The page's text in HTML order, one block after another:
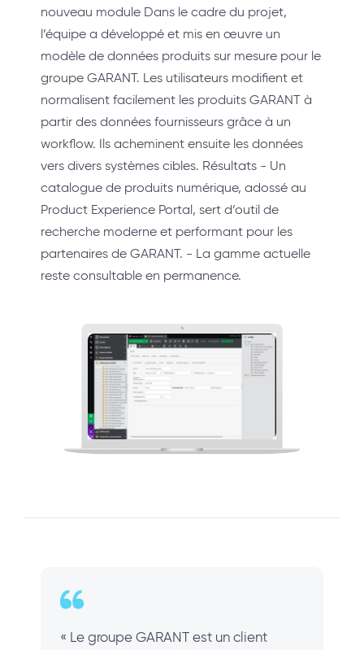
nouveau module Dans le cadre du projet,
l’équipe a développé et mis en œuvre un
modèle de données produits sur mesure pour le
groupe GARANT. Les utilisateurs modifient et
normalisent facilement les produits GARANT à
partir des données fournisseurs grâce à un
workflow. Ils acheminent ensuite les données
vers divers systèmes cibles. Résultats - Un
catalogue de produits numérique, adossé au
Product Experience Portal, sert d’outil de
recherche moderne et performant pour les
partenaires de GARANT. - La gamme actuelle
reste consultable en permanence.
« Le groupe GARANT est un client